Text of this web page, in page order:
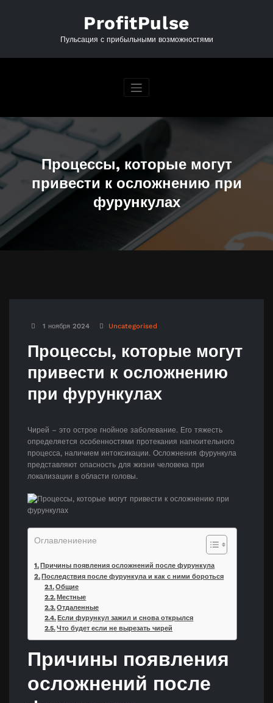
ProfitPulse
Пульсация с прибыльными возможностями
Процессы, которые могут
привести к осложнению при
фурункулах
1 ноября 2024 Uncategorised
Процессы, которые могут
привести к осложнению
при фурункулах
Чирей – это острое гнойное заболевание. Его тяжесть
определяется особенностями протекания нагноительного
процесса, наличием интоксикации. Осложнения фурункула
представляют опасность для жизни человека при
локализации в области головы.
Оглавлениение
Причины появления осложнений после фурункула
Последствия после фурункула и как с ними бороться
Общие
Местные
Отдаленные
Если фурункул зажил и снова открылся
Что будет если не вырезать чирей
Причины появления
осложнений после